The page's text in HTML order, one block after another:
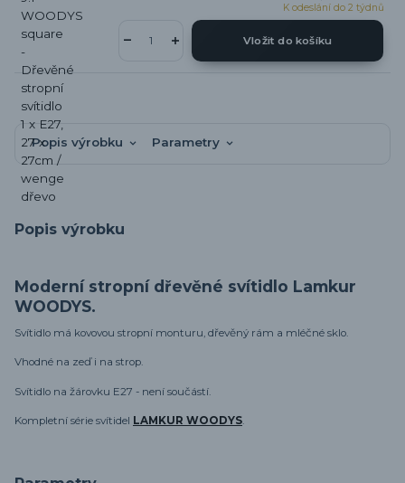
K odeslání do 2 týdnů
Vložit do košíku
Popis výrobku Parametry
Popis výrobku
Moderní stropní dřevěné svítidlo Lamkur
WOODYS.
Svítidlo má kovovou stropní monturu, dřevěný rám a mléčné sklo.
Vhodné na zeď i na strop.
Svítidlo na žárovku E27 - není součástí.
Kompletní série svítidel LAMKUR WOODYS.